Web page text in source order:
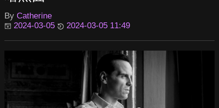
By Catherine
2024-03-05
2024-03-05 11:49